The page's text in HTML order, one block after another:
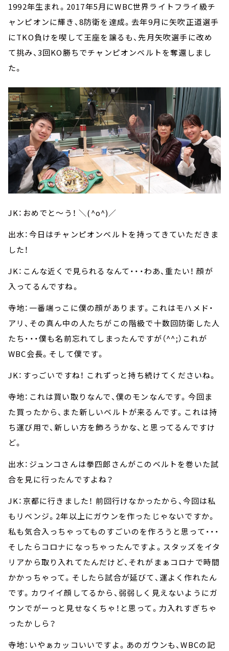
1992年生まれ。2017年5月にWBC世界ライトフライ級チ
ャンピオンに輝き、8防衛を達成。去年9月に矢吹正道選手
にTKO負けを喫して王座を譲るも、先月矢吹選手に改め
て挑み、3回KO勝ちでチャンピオンベルトを奪還しまし
た。
JK：おめでと～う！ ＼(^o^)／
出水：今日はチャンピオンベルトを持ってきていただきま
した！
JK：こんな近くで見られるなんて・・・わあ、重たい！ 顔が
入ってるんですね。
寺地：一番端っこに僕の顔があります。これはモハメド・
アリ、その真ん中の人たちがこの階級で十数回防衛した人
たち・・・僕も名前忘れてしまったんですが（^^;）これが
WBC会長。そして僕です。
JK：すっごいですね！ これずっと持ち続けてくださいね。
寺地：これは買い取りなんで、僕のモンなんです。今回ま
た買ったから、また新しいベルトが来るんです。これは持
ち運び用で、新しい方を飾ろうかな、と思ってるんですけ
ど。
出水：ジュンコさんは拳四郎さんがこのベルトを巻いた試
合を見に行ったんですよね？
JK：京都に行きました！ 前回行けなかったから、今回は私
もリベンジ。2年以上にガウンを作ったじゃないですか。
私も気合入っちゃってものすごいのを作ろうと思って・・・
そしたらコロナになっちゃったんですよ。スタッズをイタ
リアから取り入れてたんだけど、それがまぁコロナで時間
かかっちゃって。そしたら試合が延びて、運よく作れたん
です。カワイイ顔してるから、弱弱しく見えないようにガ
ウンでがーっと見せなくちゃ！と思って。力入れすぎちゃ
ったかしら？
寺地：いやぁカッコいいですよ。あのガウンも、WBCの記